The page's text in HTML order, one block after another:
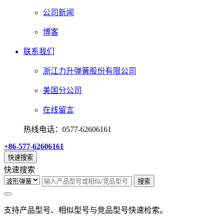
公司新闻
博客
联系我们
浙江力升弹簧股份有限公司
美国分公司
在线留言
热线电话：0577-62606161
+86-577-62606161
快速搜索
快速搜索
搜索
支持产品型号、相似型号与竞品型号快速检索。